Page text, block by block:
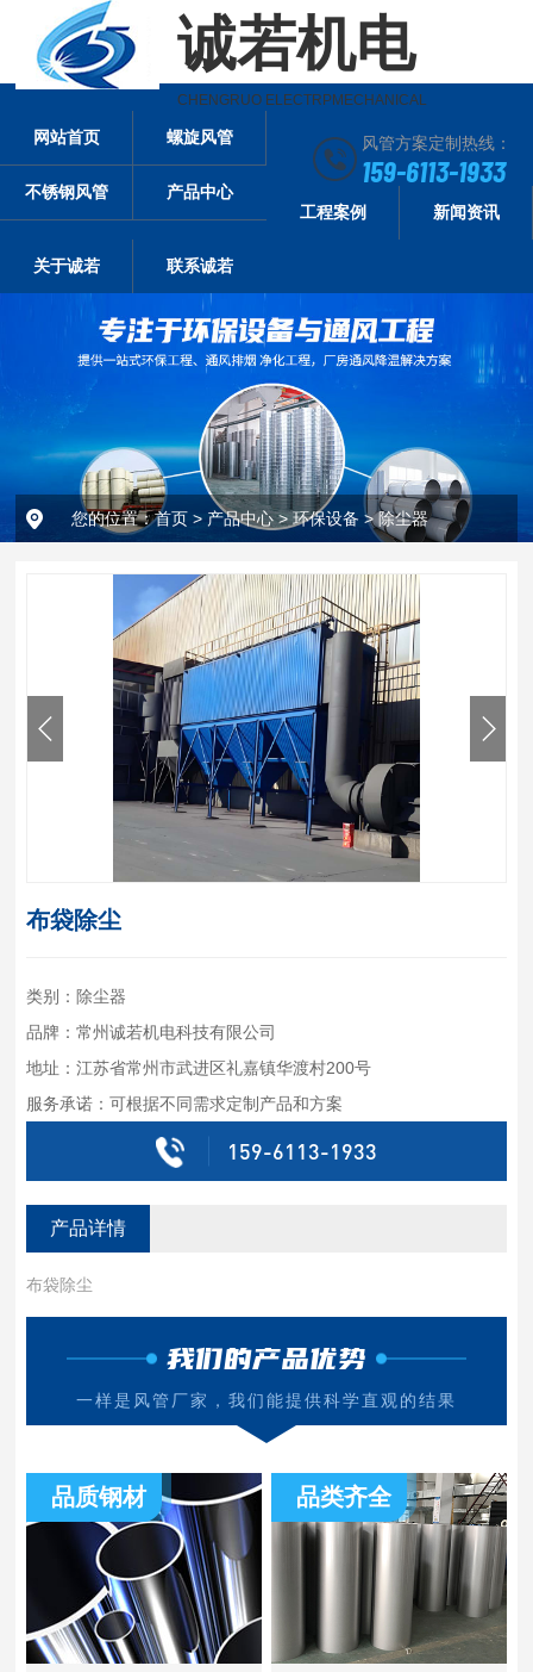
诚若机电
CHENGRUO ELECTRPMECHANICAL
风管方案定制热线：
159-6113-1933
网站首页 螺旋风管
不锈钢风管
产品中心
工程案例
新闻资讯
关于诚若 联系诚若
您的位置：首页> 产品中心> 环保设备 >除尘器
布袋除尘
类别：除尘器
品牌：常州诚若机电科技有限公司
地址：江苏省常州市武进区礼嘉镇华渡村200号
服务承诺：可根据不同需求定制产品和方案
159-6113-1933
产品详情
布袋除尘
我们的产品优势
一样是风管厂家，我们能提供科学直观的结果
品质钢材 品类齐全